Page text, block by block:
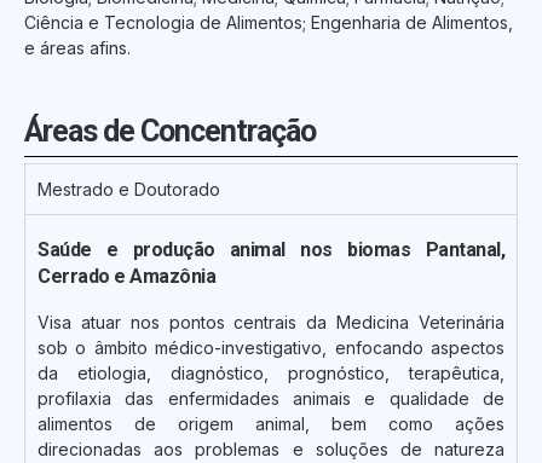
Ciência e Tecnologia de Alimentos; Engenharia de Alimentos,
e áreas afins.
Áreas de Concentração
Mestrado e Doutorado
Saúde e produção animal nos biomas Pantanal,
Cerrado e Amazônia
Visa atuar nos pontos centrais da Medicina Veterinária
sob o âmbito médico-investigativo, enfocando aspectos
da etiologia, diagnóstico, prognóstico, terapêutica,
profilaxia das enfermidades animais e qualidade de
alimentos de origem animal, bem como ações
direcionadas aos problemas e soluções de natureza